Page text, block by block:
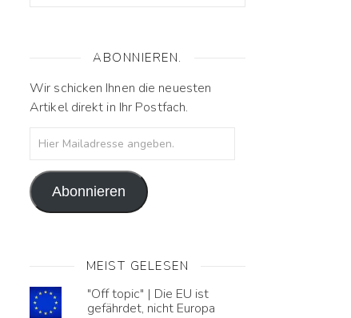
ABONNIEREN.
Wir schicken Ihnen die neuesten
Artikel direkt in Ihr Postfach.
Hier Mailadresse angeben.
Abonnieren
MEIST GELESEN
"Off topic" | Die EU ist
gefährdet, nicht Europa